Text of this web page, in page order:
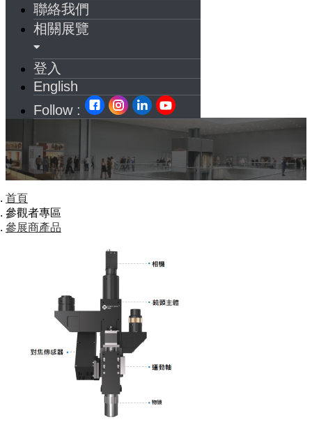
聯絡我們
相關展覽
登入
English
Follow :
首頁
參觀者專區
參展商產品